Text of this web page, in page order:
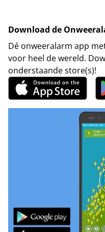
Download de
Dé onweeralarm app
voor heel de wereld.
onderstaande store(s)!